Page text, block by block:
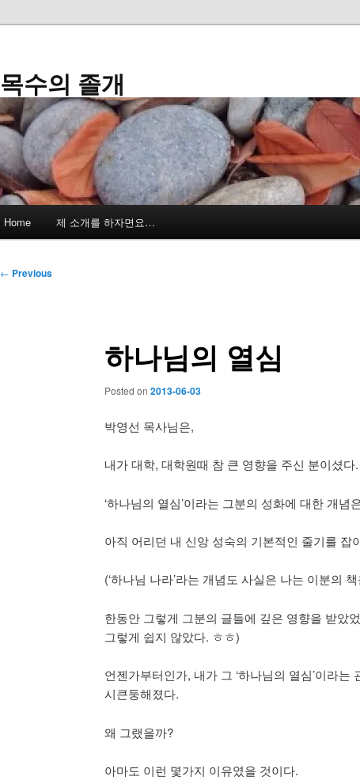
목수의 졸개
Home 제 소개를 하자면요…
Post
← Previous
하나님의 열심
Posted on 2013-06-03
박영선 목사님은,
내가 대학, 대학원때 참 큰 영향을 주신 분이셨다.
‘하나님의 열심’이라는 그분의 성화에 대한 개념
아직 어리던 내 신앙 성숙의 기본적인 줄기를 잡
(‘하나님 나라’라는 개념도 사실은 나는 이분의
한동안 그렇게 그분의 글들에 깊은 영향을 받았
그렇게 쉽지 않았다. ㅎㅎ)
언젠가부터인가, 내가 그 ‘하나님의 열심’이라
시큰둥해졌다.
왜 그랬을까?
아마도 이런 몇가지 이유였을 것이다.